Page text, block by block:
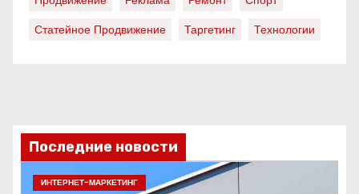
Статейное Продвижение
Таргетинг Технологии
Последние новости
ИНТЕРНЕТ-МАРКЕТИНГ